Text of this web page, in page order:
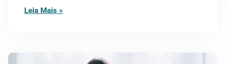
Leia Mais »